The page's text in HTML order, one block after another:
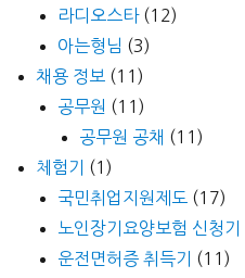
라디오스타(12)
아는형님 (3)
채용 정보 (11)
공무원 (11)
공무원 공채 (11)
체험기
(1)
국민취업지원제도 (17)
노인장기요양보험 신청기
운전면허증 취득기
(11)